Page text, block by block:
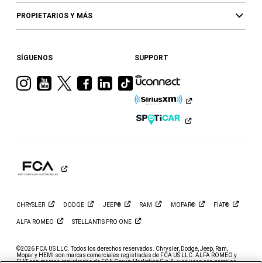
PROPIETARIOS Y MÁS
SÍGUENOS
VisitaVisitaVisitaVisitaVisita
Ram
Visita
a
Ram
en
SUPPORT
CHRYSLER DODGE JEEP® RAM MOPAR® FIAT®
ALFA ROMEO STELLANTIS PRO ONE
©2026 FCA US LLC. Todos los derechos reservados. Chrysler, Dodge, Jeep, Ram,
Mopar y HEMI son marcas comerciales registradas de FCA US LLC. ALFA ROMEO y